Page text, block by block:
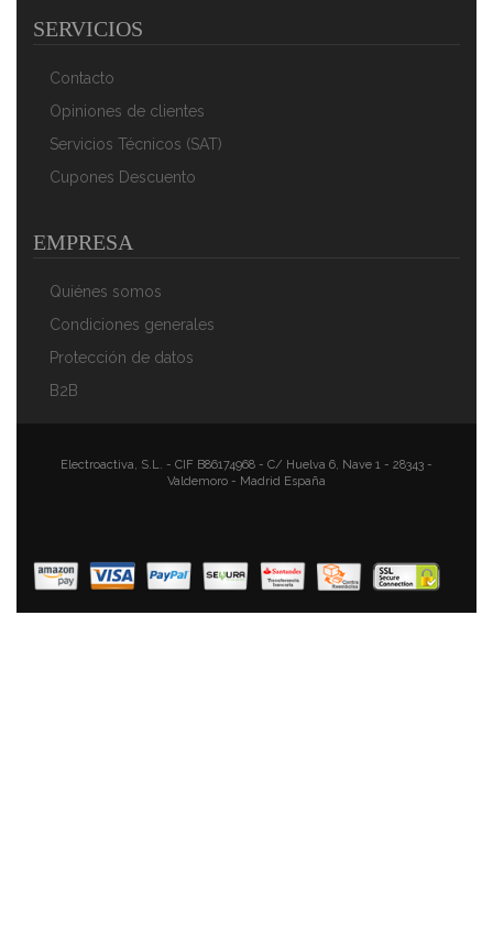
SERVICIOS
Contacto
Opiniones de clientes
Servicios Técnicos (SAT)
Cupones Descuento
EMPRESA
Quiénes somos
Condiciones generales
Protección de datos
B2B
Electroactiva, S.L. - CIF B86174968 - C/ Huelva 6, Nave 1 - 28343 -
Valdemoro - Madrid España